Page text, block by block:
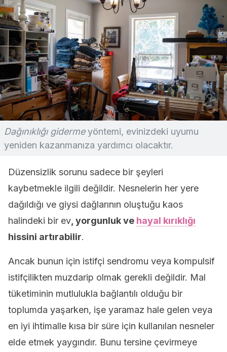
Dağınıklığı gidermeyöntemi, evinizdeki uyumu
yeniden kazanmanıza yardımcı olacaktır.
Düzensizlik sorunu sadece bir şeyleri
kaybetmekle ilgili değildir. Nesnelerin her yere
dağıldığı ve giysi dağlarının oluştuğu kaos
halindeki bir ev , yorgunluk ve hayal kırıklığı
hissini artırabilir.
Ancak bunun için istifçi sendromu veya kompulsif
istifçilikten muzdarip olmak gerekli değildir. Mal
tüketiminin mutlulukla bağlantılı olduğu bir
toplumda yaşarken, işe yaramaz hale gelen veya
en iyi ihtimalle kısa bir süre için kullanılan nesneler
elde etmek yaygındır. Bunu tersine çevirmeye